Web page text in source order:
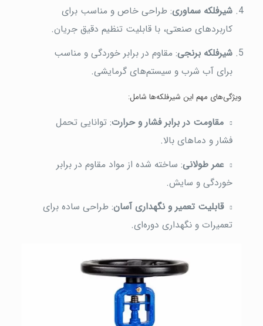
شیرفلکه سماوری: طراحی خاص و مناسب برای
کاربردهای صنعتی، با قابلیت تنظیم دقیق جریان.
شیرفلکه برنجی: مقاوم در برابر خوردگی و مناسب
برای آب شرب و سیستم‌های گرمایشی.
ویژگی‌های مهم این شیرفلکه‌ها شامل:
مقاومت در برابر فشار و حرارت: توانایی تحمل
فشار و دماهای بالا.
عمر طولانی: ساخته شده از مواد مقاوم در برابر
خوردگی و سایش.
قابلیت تعمیر و نگهداری آسان: طراحی ساده برای
تعمیرات و نگهداری دوره‌ای.